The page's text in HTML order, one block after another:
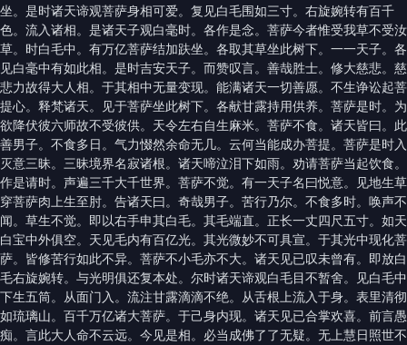
坐。是时诸天谛观菩萨身相可爱。复见白毛围如三寸。右旋婉转有百千
色。流入诸相。是诸天子观白毫时。各作是念。菩萨今者惟受我草不受汝
草。时白毛中。有万亿菩萨结加趺坐。各取其草坐此树下。一一天子。各
见白毫中有如此相。是时吉安天子。而赞叹言。善哉胜士。修大慈悲。慈
悲力故得大人相。于其相中无量变现。能满诸天一切善愿。不生诤讼起菩
提心。释梵诸天。见于菩萨坐此树下。各献甘露持用供养。菩萨是时。为
欲降伏彼六师故不受彼供。天令左右自生麻米。菩萨不食。诸天皆曰。此
善男子。不食多日。气力惙然余命无几。云何当能成办菩提。菩萨是时入
灭意三昧。三昧境界名寂诸根。诸天啼泣泪下如雨。劝请菩萨当起饮食。
作是请时。声遍三千大千世界。菩萨不觉。有一天子名曰悦意。见地生草
穿菩萨肉上生至肘。告诸天曰。奇哉男子。苦行乃尔。不食多时。唤声不
闻。草生不觉。即以右手申其白毛。其毛端直。正长一丈四尺五寸。如天
白宝中外俱空。天见毛内有百亿光。其光微妙不可具宣。于其光中现化菩
萨。皆修苦行如此不异。菩萨不小毛亦不大。诸天见已叹未曾有。即放白
毛右旋婉转。与光明俱还复本处。尔时诸天谛观白毛目不暂舍。见白毛中
下生五筒。从面门入。流注甘露滴滴不绝。从舌根上流入于身。表里清彻
如琉璃山。百千万亿诸大菩萨。于己身内现。诸天见已合掌欢喜。前言愚
痴。言此大人命不云远。今见是相。必当成佛了了无疑。无上慧日照世不